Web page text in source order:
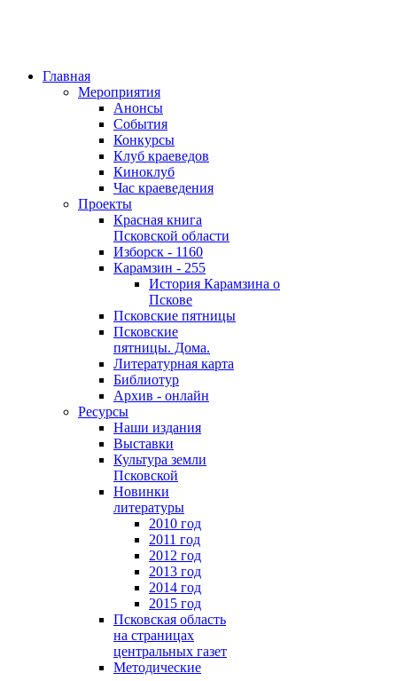
Главная
Мероприятия
Анонсы
События
Конкурсы
Клуб краеведов
Киноклуб
Час краеведения
Проекты
Красная книга
Псковской области
Изборск - 1160
Карамзин - 255
История Карамзина о
Пскове
Псковские пятницы
Псковские
пятницы. Дома.
Литературная карта
Библиотур
Архив - онлайн
Ресурсы
Наши издания
Выставки
Культура земли
Псковской
Новинки
литературы
2010 год
2011 год
2012 год
2013 год
2014 год
2015 год
Псковская область
на страницах
центральных газет
Методические